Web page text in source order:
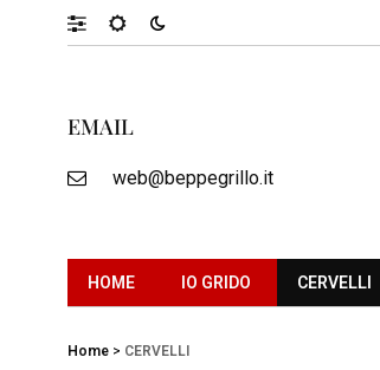
EMAIL
web@beppegrillo.it
HOME IO GRIDO CERVELLI
Home > CERVELLI